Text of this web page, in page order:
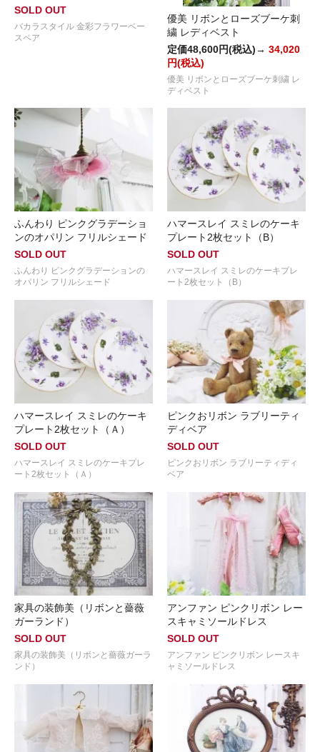
SOLD OUT
バカラスタイル 金彩フラワーベー
スペア
優美 リボンとローズブーケ刺
繍 レディベスト
定価48,600円(税込)→ 34,020
円(税込)
優美 リボンとローズブーケ刺繍 レ
ディベスト
ふんわり ピンクグラデーショ
ンのオパリン フリルシェード
SOLD OUT
ふんわり ピンクグラデーションの
オパリン フリルシェード
ハマースレイ スミレのケーキ
プレート2枚セット（B）
SOLD OUT
ハマースレイ スミレのケーキプレ
ート2枚セット（B）
ハマースレイ スミレのケーキ
プレート2枚セット（Ａ）
SOLD OUT
ハマースレイ スミレのケーキプレ
ート2枚セット（Ａ）
ピンクおリボン ラブリーティ
ディベア
SOLD OUT
ピンクおリボン ラブリーティディ
ベア
家具の装飾美（リボンと薔薇
ガーランド）
SOLD OUT
家具の装飾美（リボンと薔薇ガーラ
ンド）
アンファン ピンクリボン レー
スキャミソールドレス
SOLD OUT
アンファン ピンクリボン レースキ
ャミソールドレス